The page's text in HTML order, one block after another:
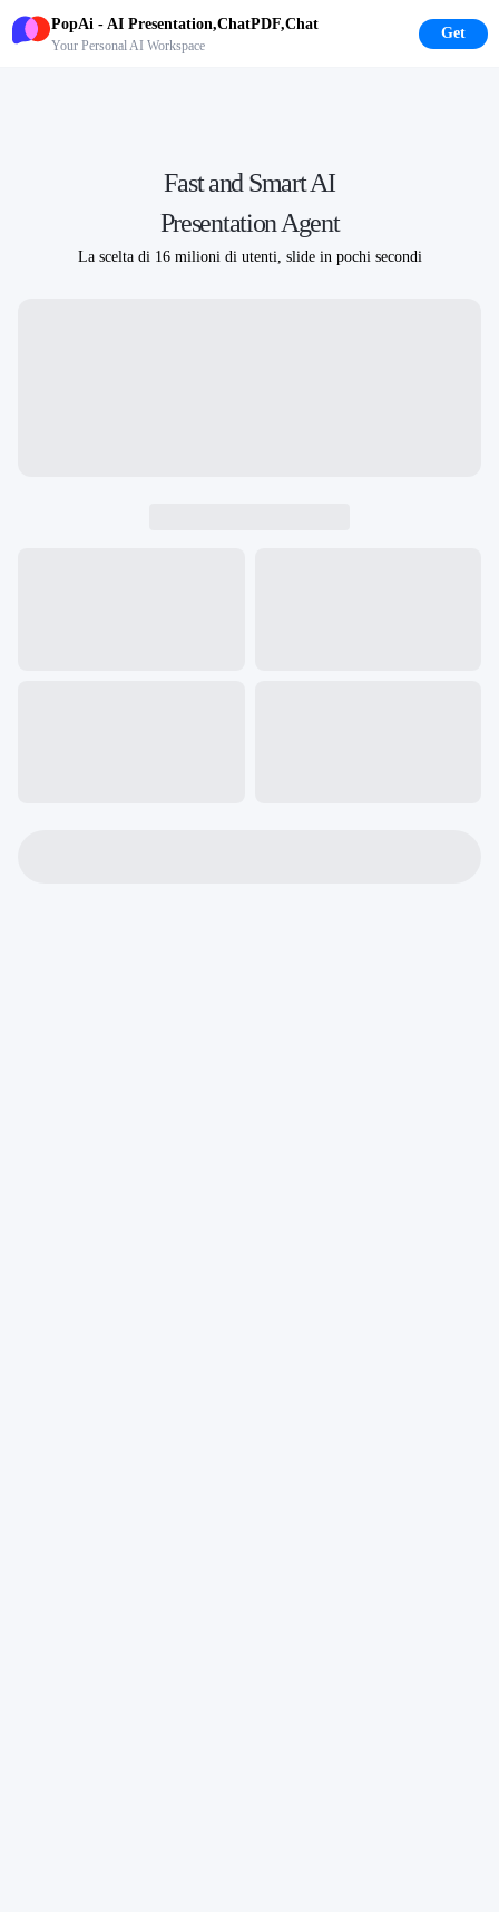
Fast and Smart AI
Presentation Agent
La scelta di 16 milioni di utenti, slide in pochi secondi
PopAi - AI Presentation,ChatPDF,Chat
Your Personal AI Workspace
Get